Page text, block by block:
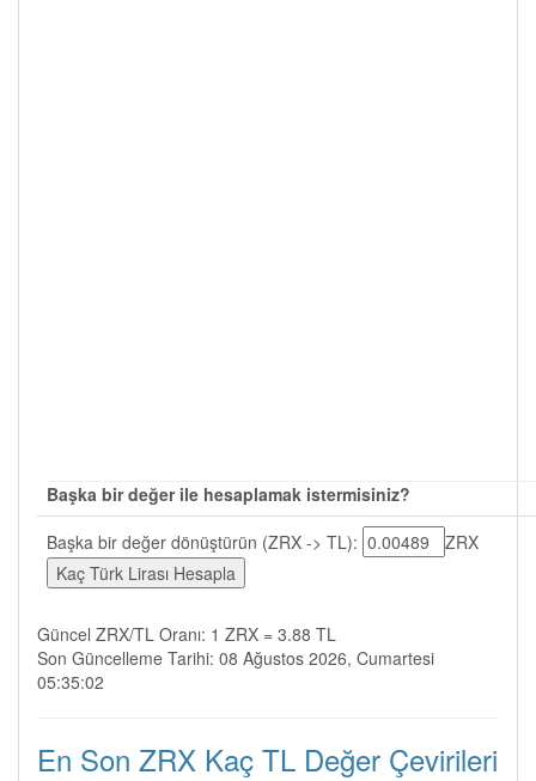
Başka bir değer ile hesaplamak istermisiniz?
Başka bir değer dönüştürün (ZRX -> TL):
ZRX
Güncel ZRX/TL Oranı: 1 ZRX = 3.88 TL
Son Güncelleme Tarihi: 08 Ağustos 2026, Cumartesi
05:35:02
En Son ZRX Kaç TL Değer Çevirileri